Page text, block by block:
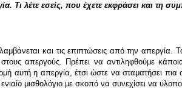
Τι λέτε εσείς, που έχετε εκφράσει και τη
και τις επιπτώσεις από την απεργία.
απεργούς. Πρέπει να αντιληφθούμε
αυτή η απεργία, έτσι ώστε να σταματήσει
μισθολόγιο με σκοπό να συνεχίσει να